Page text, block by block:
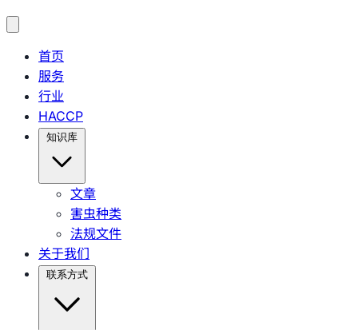
首页
服务
行业
HACCP
知识库
文章
害虫种类
法规文件
关于我们
联系方式